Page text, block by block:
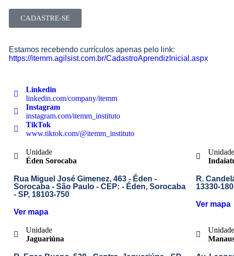
CADASTRE-SE
Estamos recebendo currículos apenas pelo link:
https://itemm.agilsist.com.br/CadastroAprendizInicial.aspx
Linkedin
linkedin.com/company/itemm
Instagram
instagram.com/itemm_instituto
TikTok
www.tiktok.com/@itemm_instituto
Unidade
Éden Sorocaba
Rua Miguel José Gimenez, 463 - Éden -
Sorocaba - São Paulo - CEP: - Éden, Sorocaba
- SP, 18103-750
Ver mapa
Unidade
R.
13330-180
Ver mapa
Unidade
Jaguariúna
Unidade